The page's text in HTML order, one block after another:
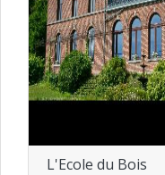
L'Ecole du Bois